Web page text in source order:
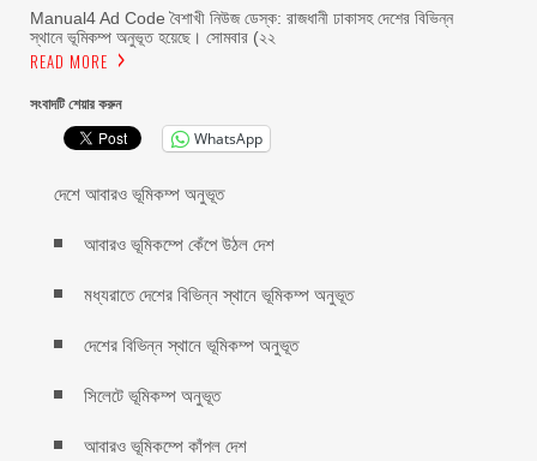
Manual4 Ad Code বৈশাখী নিউজ ডেস্ক: রাজধানী ঢাকাসহ দেশের বিভিন্ন
স্থানে ভূমিকম্প অনুভূত হয়েছে। সোমবার (২২
READ MORE
সংবাদটি শেয়ার করুন
WhatsApp
দেশে আবারও ভূমিকম্প অনুভূত
আবারও ভূমিকম্পে কেঁপে উঠল দেশ
মধ্যরাতে দেশের বিভিন্ন স্থানে ভূমিকম্প অনুভূত
দেশের বিভিন্ন স্থানে ভূমিকম্প অনুভূত
সিলেটে ভূমিকম্প অনুভূত
আবারও ভূমিকম্পে কাঁপল দেশ